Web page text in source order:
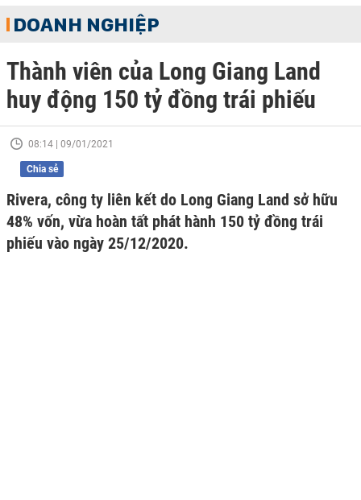
DOANH NGHIỆP
Thành viên của Long Giang Land
huy động 150 tỷ đồng trái phiếu
08:14 | 09/01/2021
Chia sẻ
Rivera, công ty liên kết do Long Giang Land sở hữu
48% vốn, vừa hoàn tất phát hành 150 tỷ đồng trái
phiếu vào ngày 25/12/2020.